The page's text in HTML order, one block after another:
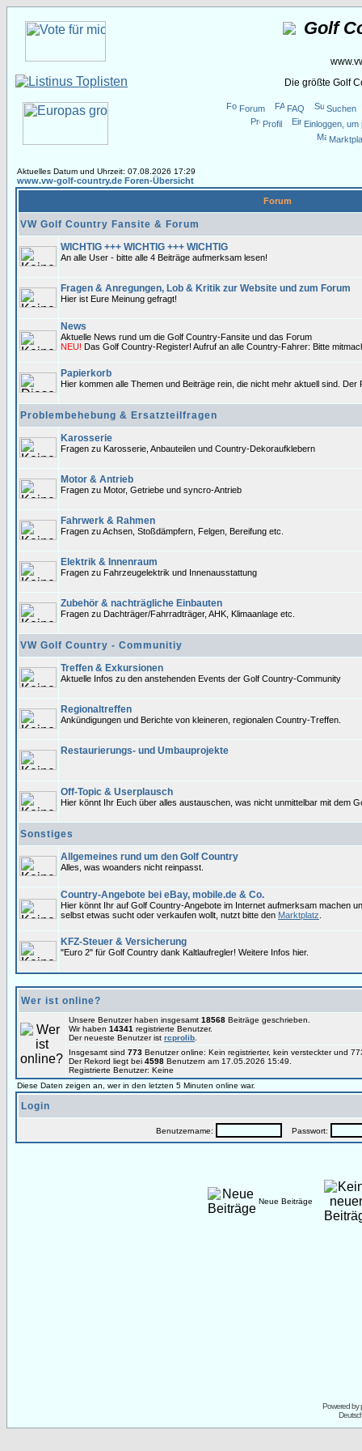
Golf
Die größte Golf
Forum FAQ
Suchen
Profil
Einloggen,
Aktuelles Datum und Uhrzeit: 07.08.2026 17:29
www.vw-golf-country.de Foren-Übersicht
Forum
VW Golf Country Fansite & Forum
WICHTIG +++ WICHTIG +++ WICHTIG
An alle User - bitte alle 4 Beiträge aufmerksam lesen!
Fragen & Anregungen, Lob & Kritik zur Website und zum Forum
Hier ist Eure Meinung gefragt!
News
Aktuelle News rund um die Golf Country-Fansite und das Forum
NEU! Das Golf Country-Register! Aufruf an alle Country-Fahrer: Bitte
Papierkorb
Hier kommen alle Themen und Beiträge rein, die nicht mehr aktuell sind.
Problembehebung & Ersatzteilfragen
Karosserie
Fragen zu Karosserie, Anbauteilen und Country-Dekoraufklebern
Motor & Antrieb
Fragen zu Motor, Getriebe und syncro-Antrieb
Fahrwerk & Rahmen
Fragen zu Achsen, Stoßdämpfern, Felgen, Bereifung etc.
Elektrik & Innenraum
Fragen zu Fahrzeugelektrik und Innenausstattung
Zubehör & nachträgliche Einbauten
Fragen zu Dachträger/Fahrradträger, AHK, Klimaanlage etc.
VW Golf Country - Communitiy
Treffen & Exkursionen
Aktuelle Infos zu den anstehenden Events der Golf Country-Community
Regionaltreffen
Ankündigungen und Berichte von kleineren, regionalen Country-Treffen.
Restaurierungs- und Umbauprojekte
Off-Topic & Userplausch
Hier könnt Ihr Euch über alles austauschen, was nicht unmittelbar mit dem
Sonstiges
Allgemeines rund um den Golf Country
Alles, was woanders nicht reinpasst.
Country-Angebote bei eBay, mobile.de & Co.
Hier könnt Ihr auf Golf Country-Angebote im Internet aufmerksam machen
selbst etwas sucht oder verkaufen wollt, nutzt bitte den Marktplatz
KFZ-Steuer & Versicherung
"Euro 2" für Golf Country dank Kaltlaufregler! Weitere Infos hier.
Wer ist online?
Unsere Benutzer haben insgesamt 18568 Beiträge geschrieben.
Wir haben 14341 registrierte Benutzer.
Der neueste Benutzer ist rcprolib
Insgesamt sind 773 Benutzer online: Kein registrierter, kein versteckter und
Der Rekord liegt bei 4598 Benutzern am 17.05.2026 15:49.
Registrierte Benutzer: Keine
Diese Daten zeigen an, wer in den letzten 5 Minuten online war.
Login
Benutzername: Passwort:
Neue Beiträge
Powered by